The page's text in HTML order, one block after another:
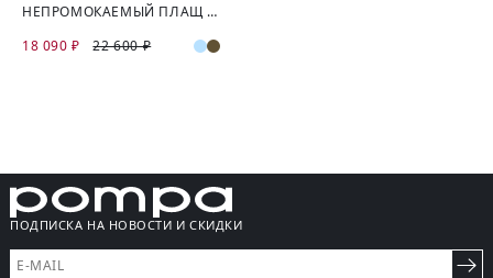
НЕПРОМОКАЕМЫЙ ПЛАЩ НА КНОПКАХ С КАПЮШОНОМ
18 090 ₽
22 600 ₽
ПОДПИСКА НА НОВОСТИ И СКИДКИ